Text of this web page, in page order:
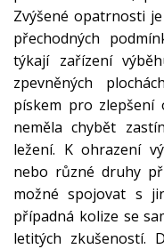
Zvýšené opatrnosti
přechodných
týkají zařízení
zpevněných
pískem pro zlepšení
neměla chybět
ležení. K ohrazení
nebo různé druhy
možné spojovat s
případná kolize se
letitých zkušeností.